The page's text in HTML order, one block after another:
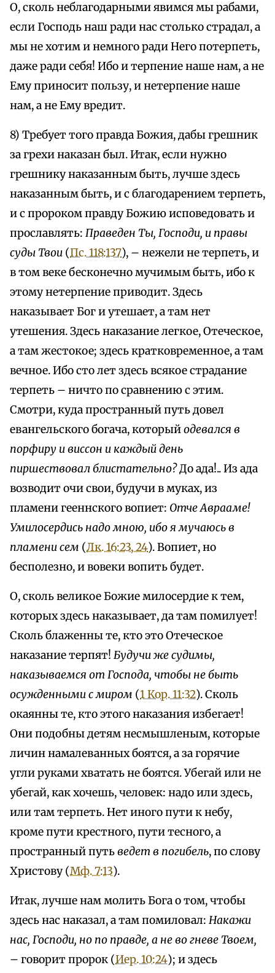
О, сколь неблагодарными явимся мы рабами,
если Господь наш ради нас столько страдал, а
мы не хотим и немного ради Него потерпеть,
даже ради себя! Ибо и терпение наше нам, а не
Ему приносит пользу, и нетерпение наше
нам, а не Ему вредит.
8) Требует того правда Божия, дабы грешник
за грехи наказан был. Итак, если нужно
грешнику наказанным быть, лучше здесь
наказанным быть, и с благодарением терпеть,
и с пророком правду Божию исповедовать и
прославлять: Праведен Ты, Господи, и правы
суды Твои (Пс. 118:137), – нежели не терпеть, и
в том веке бесконечно мучимым быть, ибо к
этому нетерпение приводит. Здесь
наказывает Бог и утешает, а там нет
утешения. Здесь наказание легкое, Отеческое,
а там жестокое; здесь кратковременное, а там
вечное. Ибо сто лет здесь всякое страдание
терпеть – ничто по сравнению с этим.
Смотри, куда пространный путь довел
евангельского богача, которыйодевался в
порфиру и виссон и каждый день
пиршествовал блистательно?До ада!.. Из ада
возводит очи свои, будучи в муках, из
пламени гееннского вопиет: Отче Аврааме!
Умилосердись надо мною, ибо я мучаюсь в
пламени сем (Лк. 16:23, 24). Вопиет, но
бесполезно, и вовеки вопить будет.
О, сколь великое Божие милосердие к тем,
которых здесь наказывает, да там помилует!
Сколь блаженны те, кто это Отеческое
наказание терпят! Будучи же судимы,
наказываемся от Господа, чтобы не быть
осужденными с миром (1 Кор. 11:32). Сколь
окаянны те, кто этого наказания избегает!
Они подобны детям несмышленым, которые
личин намалеванных боятся, а за горячие
угли руками хватать не боятся. Убегай или не
убегай, как хочешь, человек: надо или здесь,
или там терпеть. Нет иного пути к небу,
кроме пути крестного, пути тесного, а
пространный путьведет в погибель, по слову
Христову (Мф. 7:13).
Итак, лучше нам молить Бога о том, чтобы
здесь нас наказал, а там помиловал: Накажи
нас, Господи, но по правде, а не во гневе Твоем,
– говорит пророк (Иер. 10:24); и здесь